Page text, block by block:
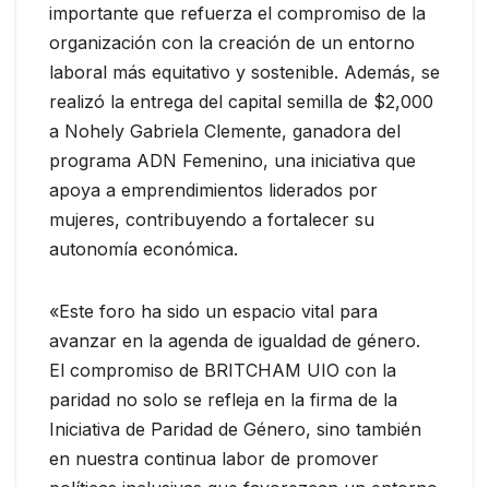
importante que refuerza el compromiso de la
organización con la creación de un entorno
laboral más equitativo y sostenible. Además, se
realizó la entrega del capital semilla de $2,000
a Nohely Gabriela Clemente, ganadora del
programa ADN Femenino, una iniciativa que
apoya a emprendimientos liderados por
mujeres, contribuyendo a fortalecer su
autonomía económica.
«Este foro ha sido un espacio vital para
avanzar en la agenda de igualdad de género.
El compromiso de BRITCHAM UIO con la
paridad no solo se refleja en la firma de la
Iniciativa de Paridad de Género, sino también
en nuestra continua labor de promover